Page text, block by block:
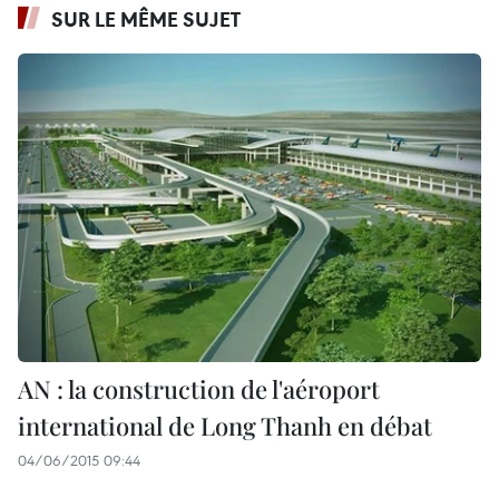
SUR LE MÊME SUJET
AN : la construction de l'aéroport
international de Long Thanh en débat
04/06/2015 09:44